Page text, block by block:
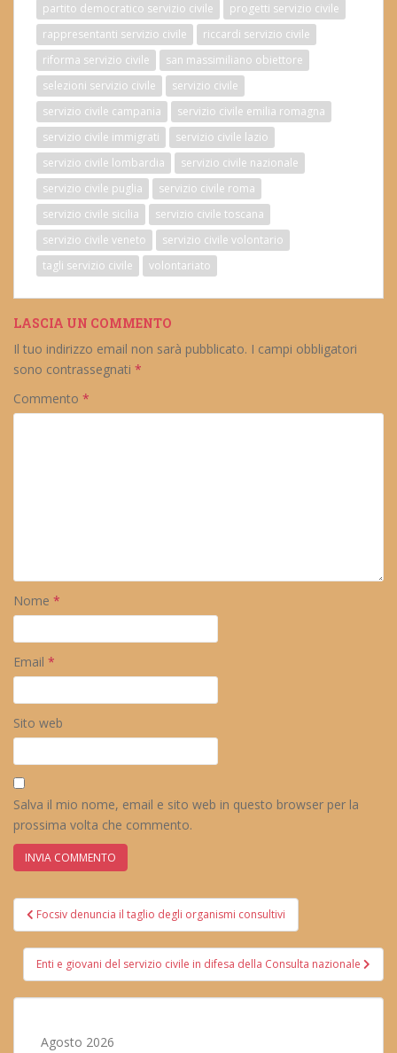
partito democratico servizio civile
progetti servizio civile
rappresentanti servizio civile
riccardi servizio civile
riforma servizio civile
san massimiliano obiettore
selezioni servizio civile
servizio civile
servizio civile campania
servizio civile emilia romagna
servizio civile immigrati
servizio civile lazio
servizio civile lombardia
servizio civile nazionale
servizio civile puglia
servizio civile roma
servizio civile sicilia
servizio civile toscana
servizio civile veneto
servizio civile volontario
tagli servizio civile
volontariato
LASCIA UN COMMENTO
Il tuo indirizzo email non sarà pubblicato. I campi obbligatori
sono contrassegnati *
Commento *
Nome *
Email *
Sito web
Salva il mio nome, email e sito web in questo browser per la
prossima volta che commento.
Navigazione
articoli
Focsiv denuncia il taglio degli organismi consultivi
Enti e giovani del servizio civile in difesa della Consulta nazionale
Agosto 2026